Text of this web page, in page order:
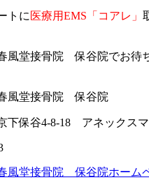
トに 医療用EMS「コアレ」
堂接骨院 保谷院でお待
風堂接骨院 保谷院
下保谷4-8-18 アネックスマ
風堂接骨院 保谷院ホーム